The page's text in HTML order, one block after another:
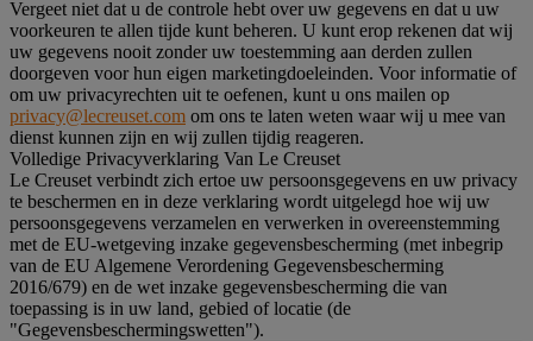
Vergeet niet dat u de controle hebt over uw gegevens en dat u uw
voorkeuren te allen tijde kunt beheren. U kunt erop rekenen dat wij
uw gegevens nooit zonder uw toestemming aan derden zullen
doorgeven voor hun eigen marketingdoeleinden. Voor informatie of
om uw privacyrechten uit te oefenen, kunt u ons mailen op
privacy@lecreuset.com om ons te laten weten waar wij u mee van
dienst kunnen zijn en wij zullen tijdig reageren.
Volledige Privacyverklaring Van Le Creuset
Le Creuset verbindt zich ertoe uw persoonsgegevens en uw privacy
te beschermen en in deze verklaring wordt uitgelegd hoe wij uw
persoonsgegevens verzamelen en verwerken in overeenstemming
met de EU-wetgeving inzake gegevensbescherming (met inbegrip
van de EU Algemene Verordening Gegevensbescherming
2016/679) en de wet inzake gegevensbescherming die van
toepassing is in uw land, gebied of locatie (de
"Gegevensbeschermingswetten").